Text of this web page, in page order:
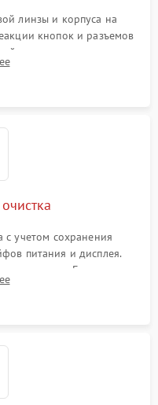
линзы и корпуса на
кнопок и разъемов
сигнатуры на экран,
системных
с учетом сохранения
питания и дисплея.
и пыли. Бережная
специализированными